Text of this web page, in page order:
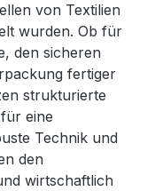
von Textilien
wurden. Ob für
den sicheren
fertiger
strukturierte
eine
Technik und
den
wirtschaftlich